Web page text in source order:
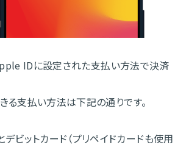
IDに設定された支払い方法で決済
支払い方法は下記の通りです。
デビットカード（プリペイドカードも使用